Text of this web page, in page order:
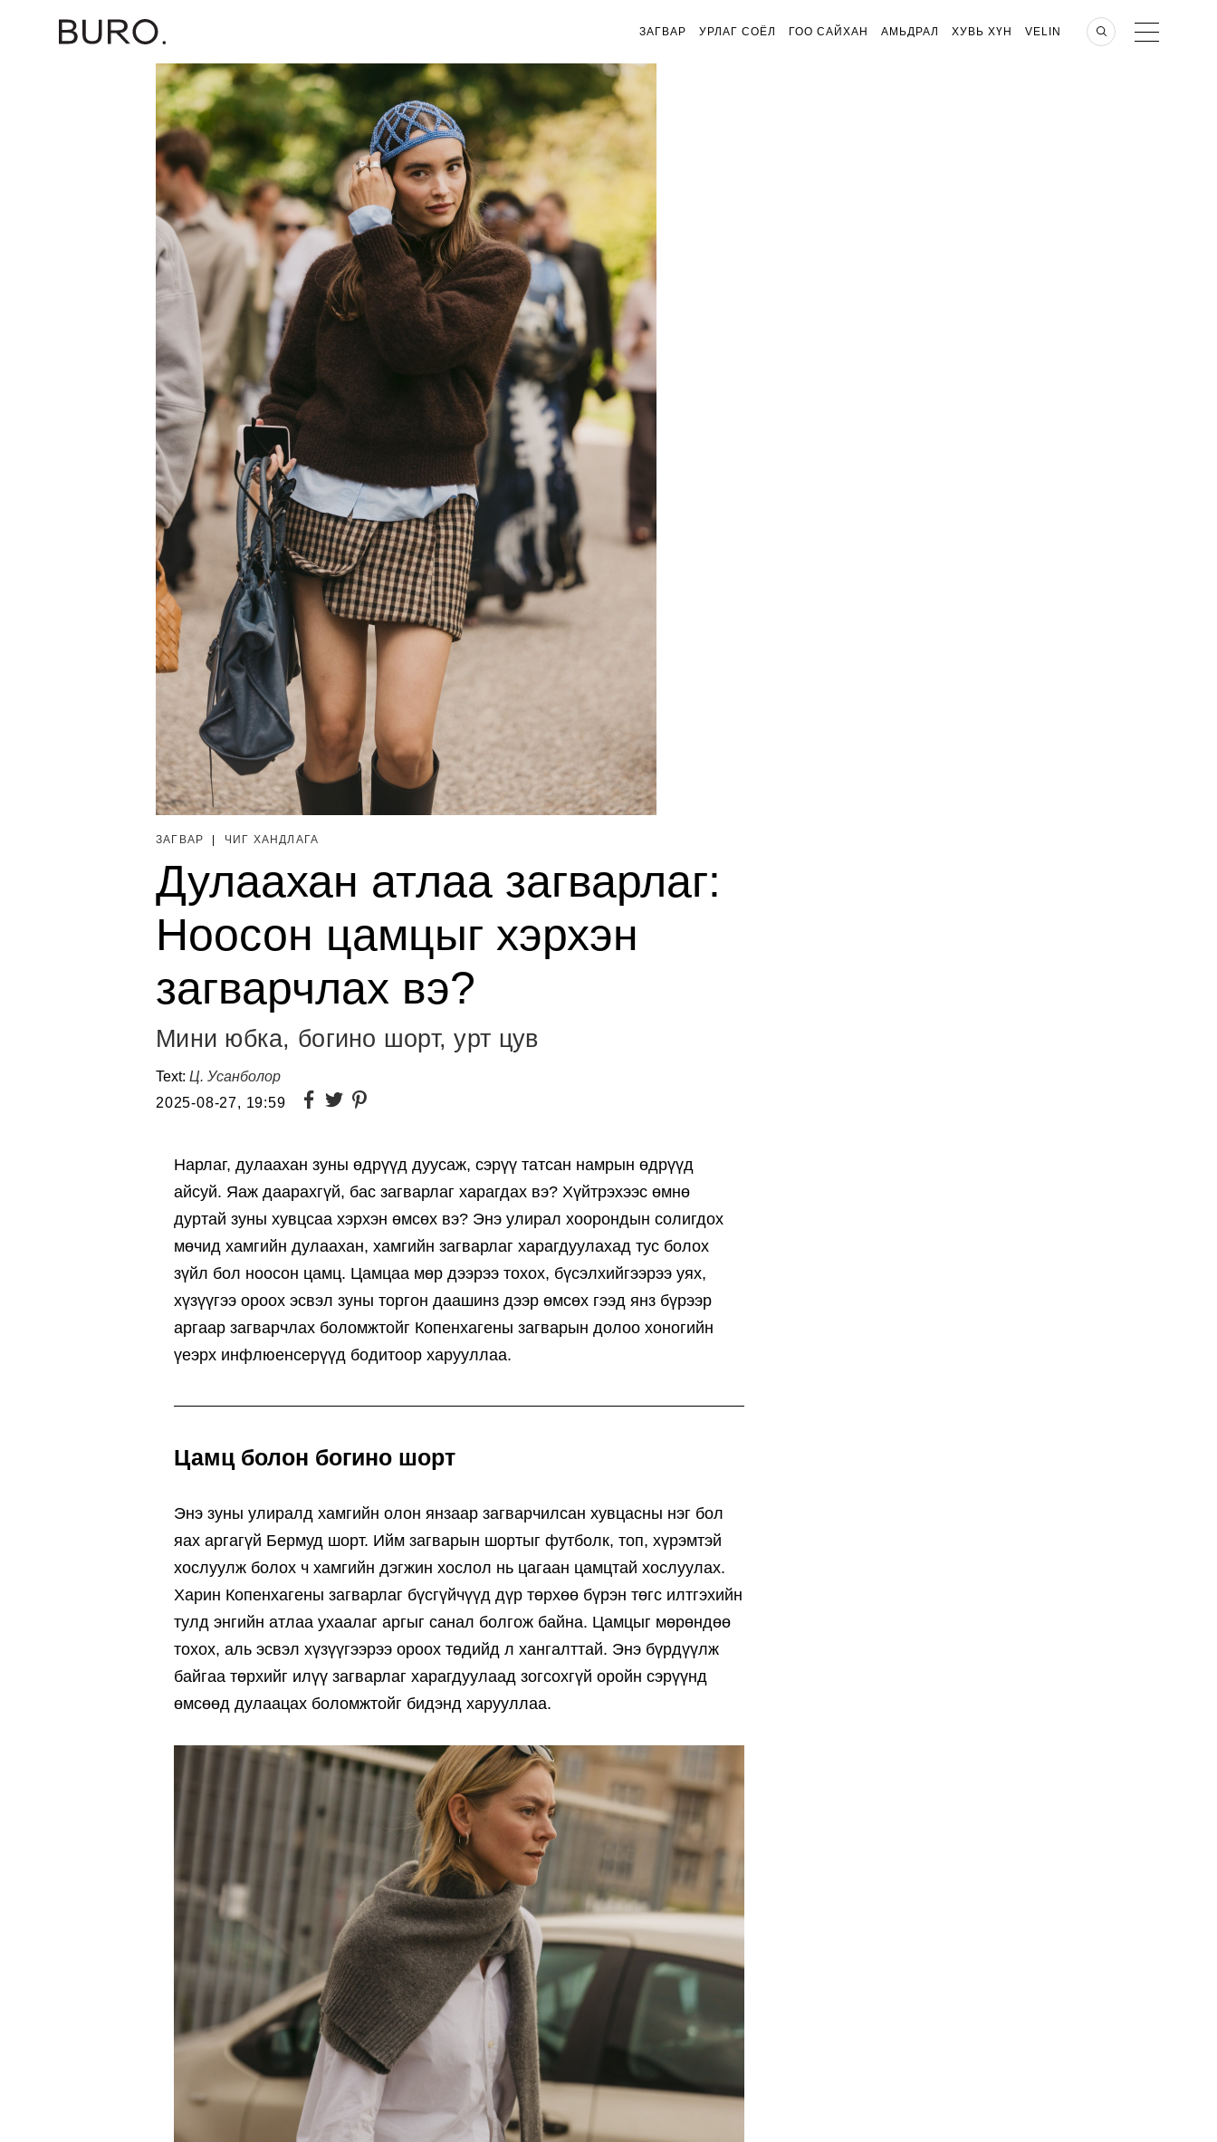
ЗАГВАР УРЛАГ СОЁЛ ГОО САЙХАН АМЬДРАЛ ХУВЬ ХҮН VELIN
ЗАГВАР ЧИГ ХАНДЛАГА
Дулаахан атлаа загварлаг:
Ноосон цамцыг хэрхэн
загварчлах вэ?
Мини юбка, богино шорт, урт цув
Text: Ц. Усанболор
2025-08-27, 19:59
Нарлаг, дулаахан зуны өдрүүд дуусаж, сэрүү татсан намрын өдрүүд
айсуй. Яаж даарахгүй, бас загварлаг харагдах вэ? Хүйтрэхээс өмнө
дуртай зуны хувцсаа хэрхэн өмсөх вэ? Энэ улирал хоорондын солигдох
мөчид хамгийн дулаахан, хамгийн загварлаг харагдуулахад тус болох
зүйл бол ноосон цамц. Цамцаа мөр дээрээ тохох, бүсэлхийгээрээ уях,
хүзүүгээ ороох эсвэл зуны торгон даашинз дээр өмсөх гээд янз бүрээр
аргаар загварчлах боломжтойг Копенхагены загварын долоо хоногийн
үеэрх инфлюенсерүүд бодитоор харууллаа.
Цамц болон богино шорт
Энэ зуны улиралд хамгийн олон янзаар загварчилсан хувцасны нэг бол
яах аргагүй Бермуд шорт. Ийм загварын шортыг футболк, топ, хүрэмтэй
хослуулж болох ч хамгийн дэгжин хослол нь цагаан цамцтай хослуулах.
Харин Копенхагены загварлаг бүсгүйчүүд дүр төрхөө бүрэн төгс илтгэхийн
тулд энгийн атлаа ухаалаг аргыг санал болгож байна. Цамцыг мөрөндөө
тохох, аль эсвэл хүзүүгээрээ ороох төдийд л хангалттай. Энэ бүрдүүлж
байгаа төрхийг илүү загварлаг харагдуулаад зогсохгүй оройн сэрүүнд
өмсөөд дулаацах боломжтойг бидэнд харууллаа.